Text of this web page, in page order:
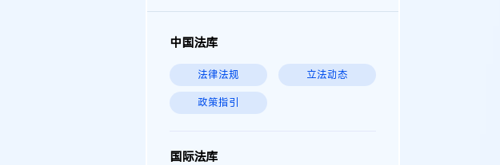
中国法库
法律法规 立法动态
政策指引
国际法库